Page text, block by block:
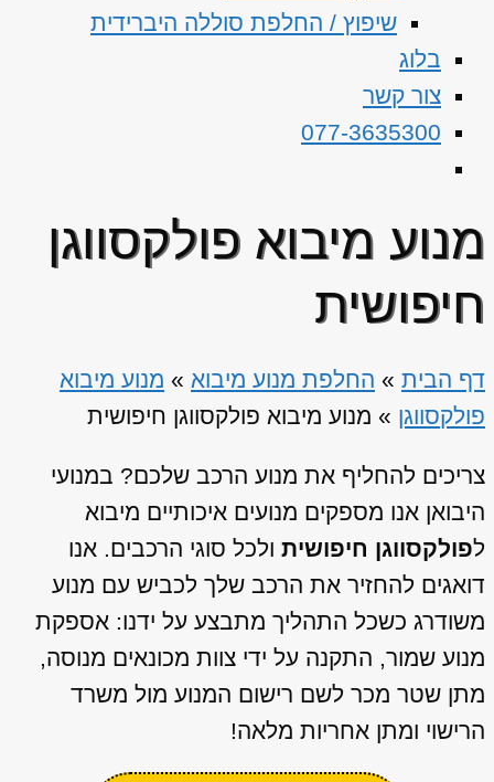
שיפוץ / החלפת סוללה היברידית
בלוג
צור קשר
077-3635300
מנוע מיבוא פולקסווגן
חיפושית
דף הבית » החלפת מנוע מיבוא » מנוע מיבוא
פולקסווגן » מנוע מיבוא פולקסווגן חיפושית
צריכים להחליף את מנוע הרכב שלכם? במנועי
היבואן אנו מספקים מנועים איכותיים מיבוא
לפולקסווגן חיפושית ולכל סוגי הרכבים. אנו
דואגים להחזיר את הרכב שלך לכביש עם מנוע
משודרג כשכל התהליך מתבצע על ידנו: אספקת
מנוע שמור, התקנה על ידי צוות מכונאים מנוסה,
מתן שטר מכר לשם רישום המנוע מול משרד
הרישוי ומתן אחריות מלאה!